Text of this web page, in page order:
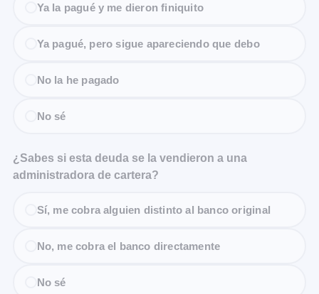
Ya la pagué y me dieron finiquito
Ya pagué, pero sigue apareciendo que debo
No la he pagado
No sé
¿Sabes si esta deuda se la vendieron a una
administradora de cartera?
Sí, me cobra alguien distinto al banco original
No, me cobra el banco directamente
No sé